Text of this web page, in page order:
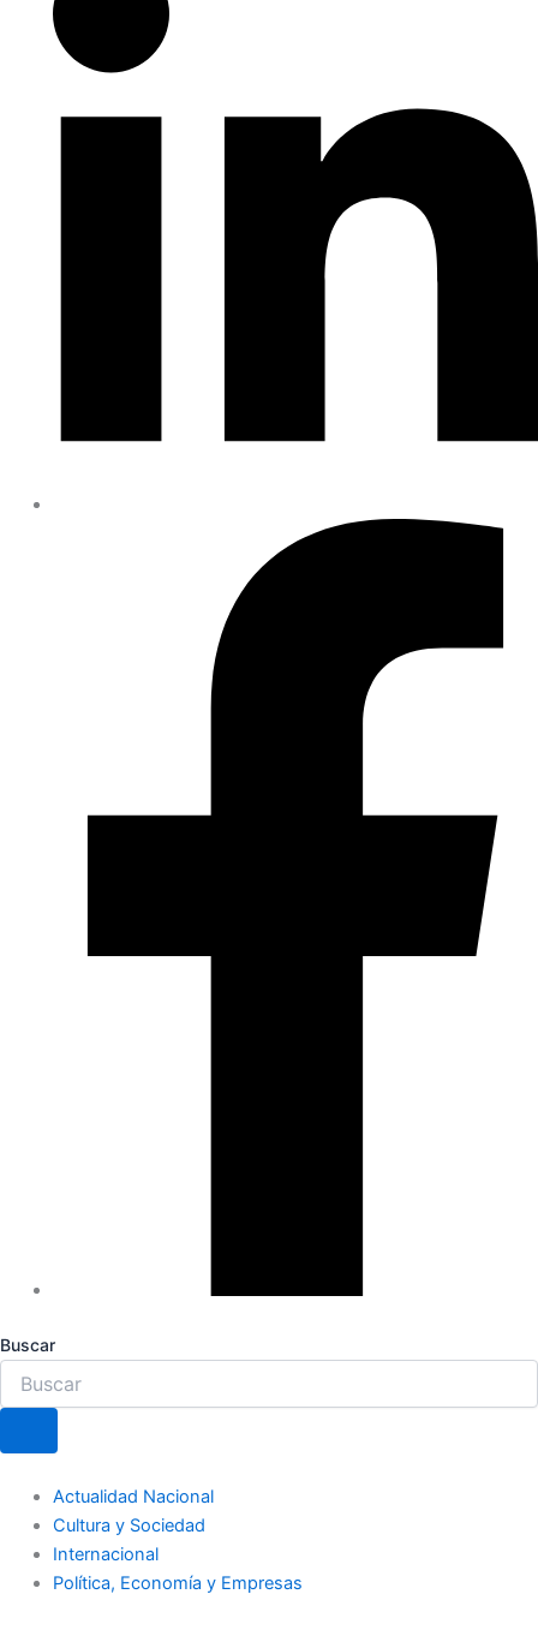
Buscar
Actualidad Nacional
Cultura y Sociedad
Internacional
Política, Economía y Empresas